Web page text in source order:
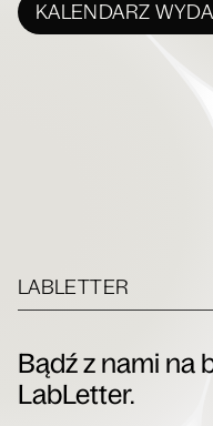
KALENDARZ
LABLETTER
Bądź z nami na
LabLetter.